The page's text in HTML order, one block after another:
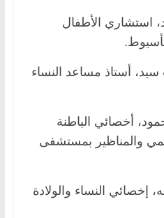
استشاري الأطفال
أستاذ مساعد النساء
أخصائي الباطنة
والمناظير بمستشفى
إخصائي النساء والولادة